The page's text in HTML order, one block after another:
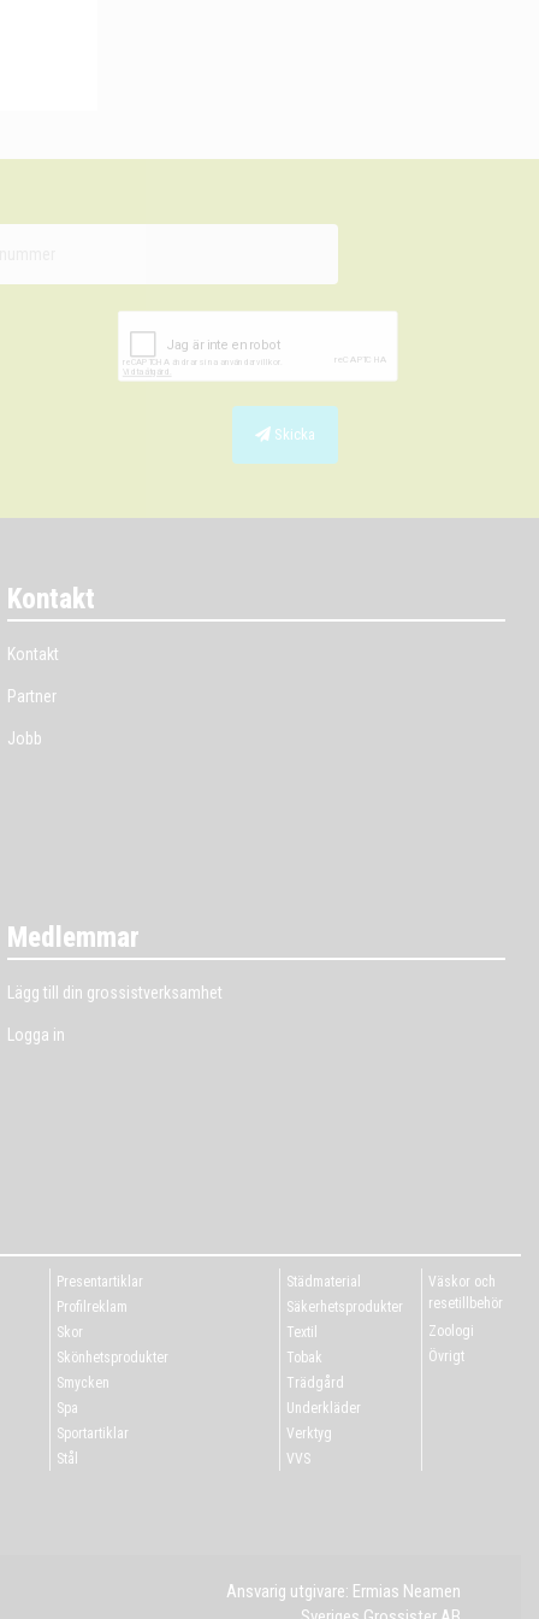
Skicka
Kontakt
Kontakt
Partner
Jobb
Medlemmar
Lägg till din grossistverksamhet
Logga in
Presentartiklar
Profilreklam
Skor
Skönhetsprodukter
Smycken
Spa
Sportartiklar
Stål
Städmaterial
Säkerhetsprodukter
Textil
Tobak
Trädgård
Underkläder
Verktyg
VVS
Väskor och
resetillbehör
Zoologi
Övrigt
Ansvarig utgivare: Ermias Neamen